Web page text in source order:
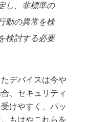
し、非標準の
動の異常を検
検討する必要
デバイスは今や
、セキュリティ
けやすく、パッ
もはやこれらを